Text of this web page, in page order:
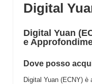
Digital
Digital Yuan
e
Dove posso
Digital Yuan (ECNY)